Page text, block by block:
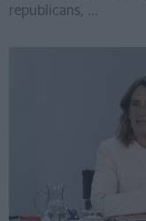
republicans, ...